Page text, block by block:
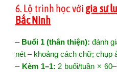
6. Lộ trình học với gia sư
Bắc Ninh
– Buổi 1 (thân thiện): đánh
nét – khoảng cách chữ; chụp
– Kèm 1–1: 2 buổi/tuần ×